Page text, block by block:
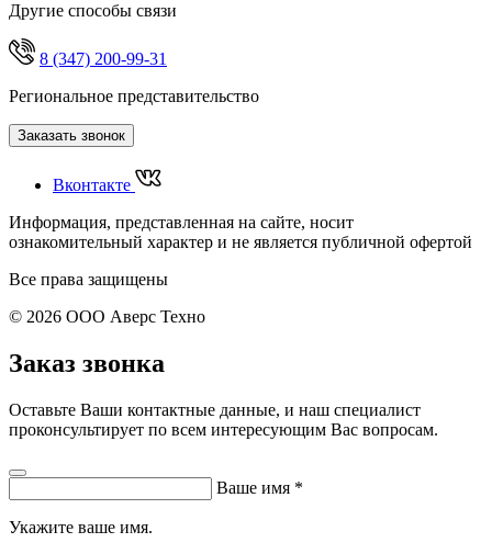
Другие способы связи
8 (347) 200-99-31
Региональное представительство
Заказать звонок
Вконтакте
Информация, представленная на сайте, носит
ознакомительный характер и не является публичной офертой
Все права защищены
© 2026 ООО Аверс Техно
Заказ звонка
Оставьте Ваши контактные данные, и наш специалист
проконсультирует по всем интересующим Вас вопросам.
Ваше имя *
Укажите ваше имя.